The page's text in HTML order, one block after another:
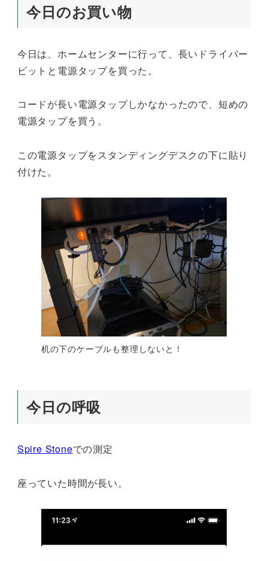
今日のお買い物
今日は、ホームセンターに行って、長いドライバー
ビットと電源タップを買った。
コードが長い電源タップしかなかったので、短めの
電源タップを買う。
この電源タップをスタンディングデスクの下に貼り
付けた。
机の下のケーブルも整理しないと！
今日の呼吸
Spire Stoneでの測定
座っていた時間が長い。